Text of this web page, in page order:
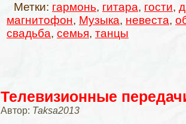
Метки: гармонь, гитара, гости,
магнитофон, Музыка, невеста,
свадьба, семья, танцы
Телевизионные
Автор: Taksa2013